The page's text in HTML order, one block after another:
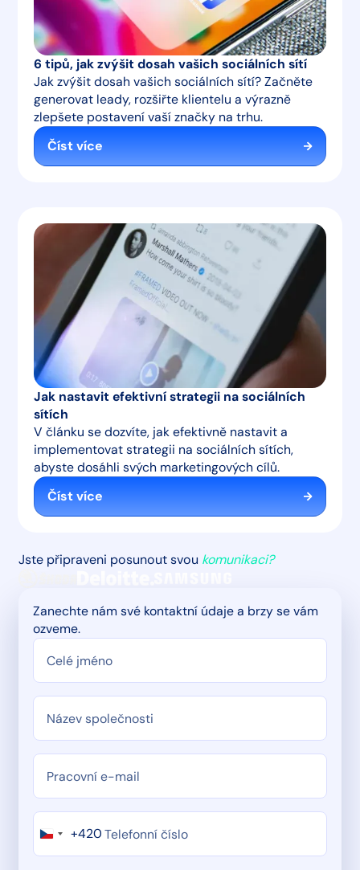
6 tipů, jak zvýšit dosah vašich sociálních sítí
Jak zvýšit dosah vašich sociálních sítí? Začněte
generovat leady, rozšiřte klientelu a výrazně
zlepšete postavení vaší značky na trhu.
Číst více
Jak nastavit efektivní strategii na sociálních
sítích
V článku se dozvíte, jak efektivně nastavit a
implementovat strategii na sociálních sítích,
abyste dosáhli svých marketingových cílů.
Číst více
Jste připraveni posunout svou komunikaci?
Zanechte nám své kontaktní údaje a brzy se vám
ozveme.
+420